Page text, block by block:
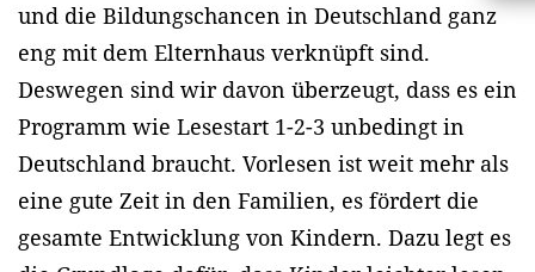
und die Bildungschancen in Deutschland ganz
eng mit dem Elternhaus verknüpft sind.
Deswegen sind wir davon überzeugt, dass es ein
Programm wie Lesestart 1-2-3 unbedingt in
Deutschland braucht. Vorlesen ist weit mehr als
eine gute Zeit in den Familien, es fördert die
gesamte Entwicklung von Kindern. Dazu legt es